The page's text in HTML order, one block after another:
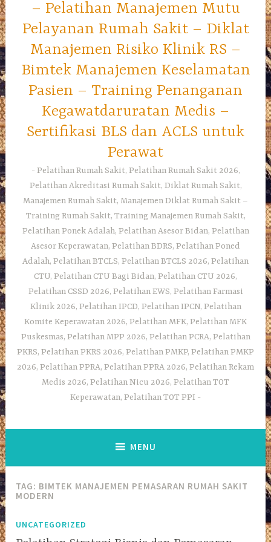
– Pelatihan Manajemen Mutu
Pelayanan Rumah Sakit – Diklat
Manajemen Risiko Klinik RS –
Bimtek Manajemen Keselamatan
Pasien – Training Penanganan
Kegawatdaruratan Medis –
Sertifikasi BLS dan ACLS untuk
Perawat
Pelatihan Rumah Sakit, Pelatihan Rumah Sakit 2026,
Pelatihan Akreditasi Rumah Sakit, Diklat Rumah Sakit,
Manajemen Rumah Sakit, Manajemen Diklat Rumah Sakit –
Training Rumah Sakit, Training Manajemen Rumah Sakit,
Pelatihan Ponek Adalah, Pelatihan Asesor Bidan, Pelatihan
Asesor Keperawatan, Pelatihan BDRS, Pelatihan Poned
Adalah, Pelatihan BTCLS, Pelatihan BTCLS 2026, Pelatihan
CTU, Pelatihan CTU Bagi Bidan, Pelatihan CTU 2026,
Pelatihan CSSD 2026, Pelatihan EWS, Pelatihan Farmasi
Klinik 2026, Pelatihan IPCD, Pelatihan IPCN, Pelatihan
Komite Keperawatan 2026, Pelatihan MFK, Pelatihan MFK
Puskesmas, Pelatihan MPP 2026, Pelatihan PCRA, Pelatihan
PKRS, Pelatihan PKRS 2026, Pelatihan PMKP, Pelatihan PMKP
2026, Pelatihan PPRA, Pelatihan PPRA 2026, Pelatihan Rekam
Medis 2026, Pelatihan Nicu 2026, Pelatihan TOT
Keperawatan, Pelatihan TOT PPI
MENU
TAG: BIMTEK MANAJEMEN PEMASARAN RUMAH SAKIT
MODERN
UNCATEGORIZED